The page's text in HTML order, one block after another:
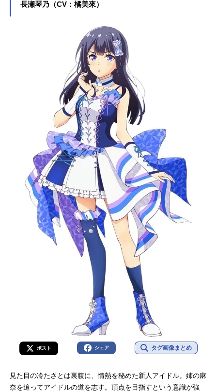
長瀬琴乃（CV：橘美來）
ポスト シェア タグ画像まとめ
見た目の冷たさとは裏腹に、情熱を秘めた新人アイドル。姉の麻
奈を追ってアイドルの道を志す。頂点を目指すという意識が強